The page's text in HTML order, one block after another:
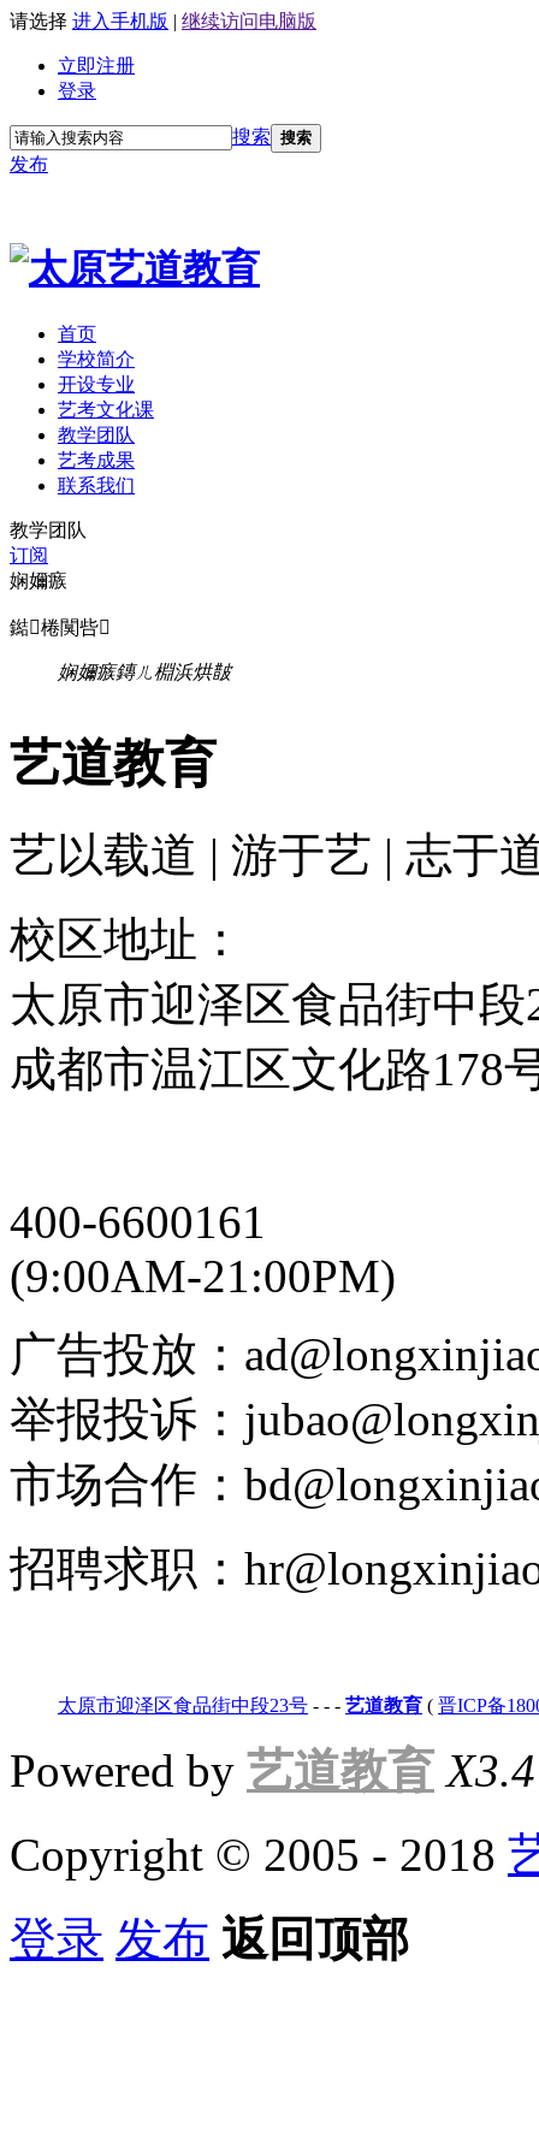
请选择 进入手机版 | 继续访问电脑版
立即注册
登录
搜索 搜索
发布
首页
学校简介
开设专业
艺考文化课
教学团队
艺考成果
联系我们
教学团队
订阅
娴嬭瘯
鐑棬闃呰
娴嬭瘯鏄ㄦ棩浜烘皵
艺道教育
艺以载道 | 游于艺 | 志于
校区地址：
太原市迎泽区食品街中段
成都市温江区文化路178
400-6600161
(9:00AM-21:00PM)
广告投放：
举报投诉：
市场合作：
招聘求职：
太原市迎泽区食品街中段23号 - - - 艺道教育 ( 晋ICP备
Powered by 艺道教育 X3.4
Copyright © 2005 - 2018
登录 发布 返回顶部